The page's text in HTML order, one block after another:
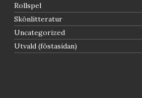
Rollspel
Skönlitteratur
Uncategorized
Utvald (föstasidan)